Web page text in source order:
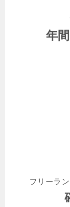
年
フリーラ